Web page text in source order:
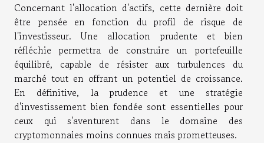
Concernant l'allocation d'actifs, cette dernière doit
être pensée en fonction du profil de risque de
l'investisseur. Une allocation prudente et bien
réfléchie permettra de construire un portefeuille
équilibré, capable de résister aux turbulences du
marché tout en offrant un potentiel de croissance.
En définitive, la prudence et une stratégie
d'investissement bien fondée sont essentielles pour
ceux qui s'aventurent dans le domaine des
cryptomonnaies moins connues mais prometteuses.